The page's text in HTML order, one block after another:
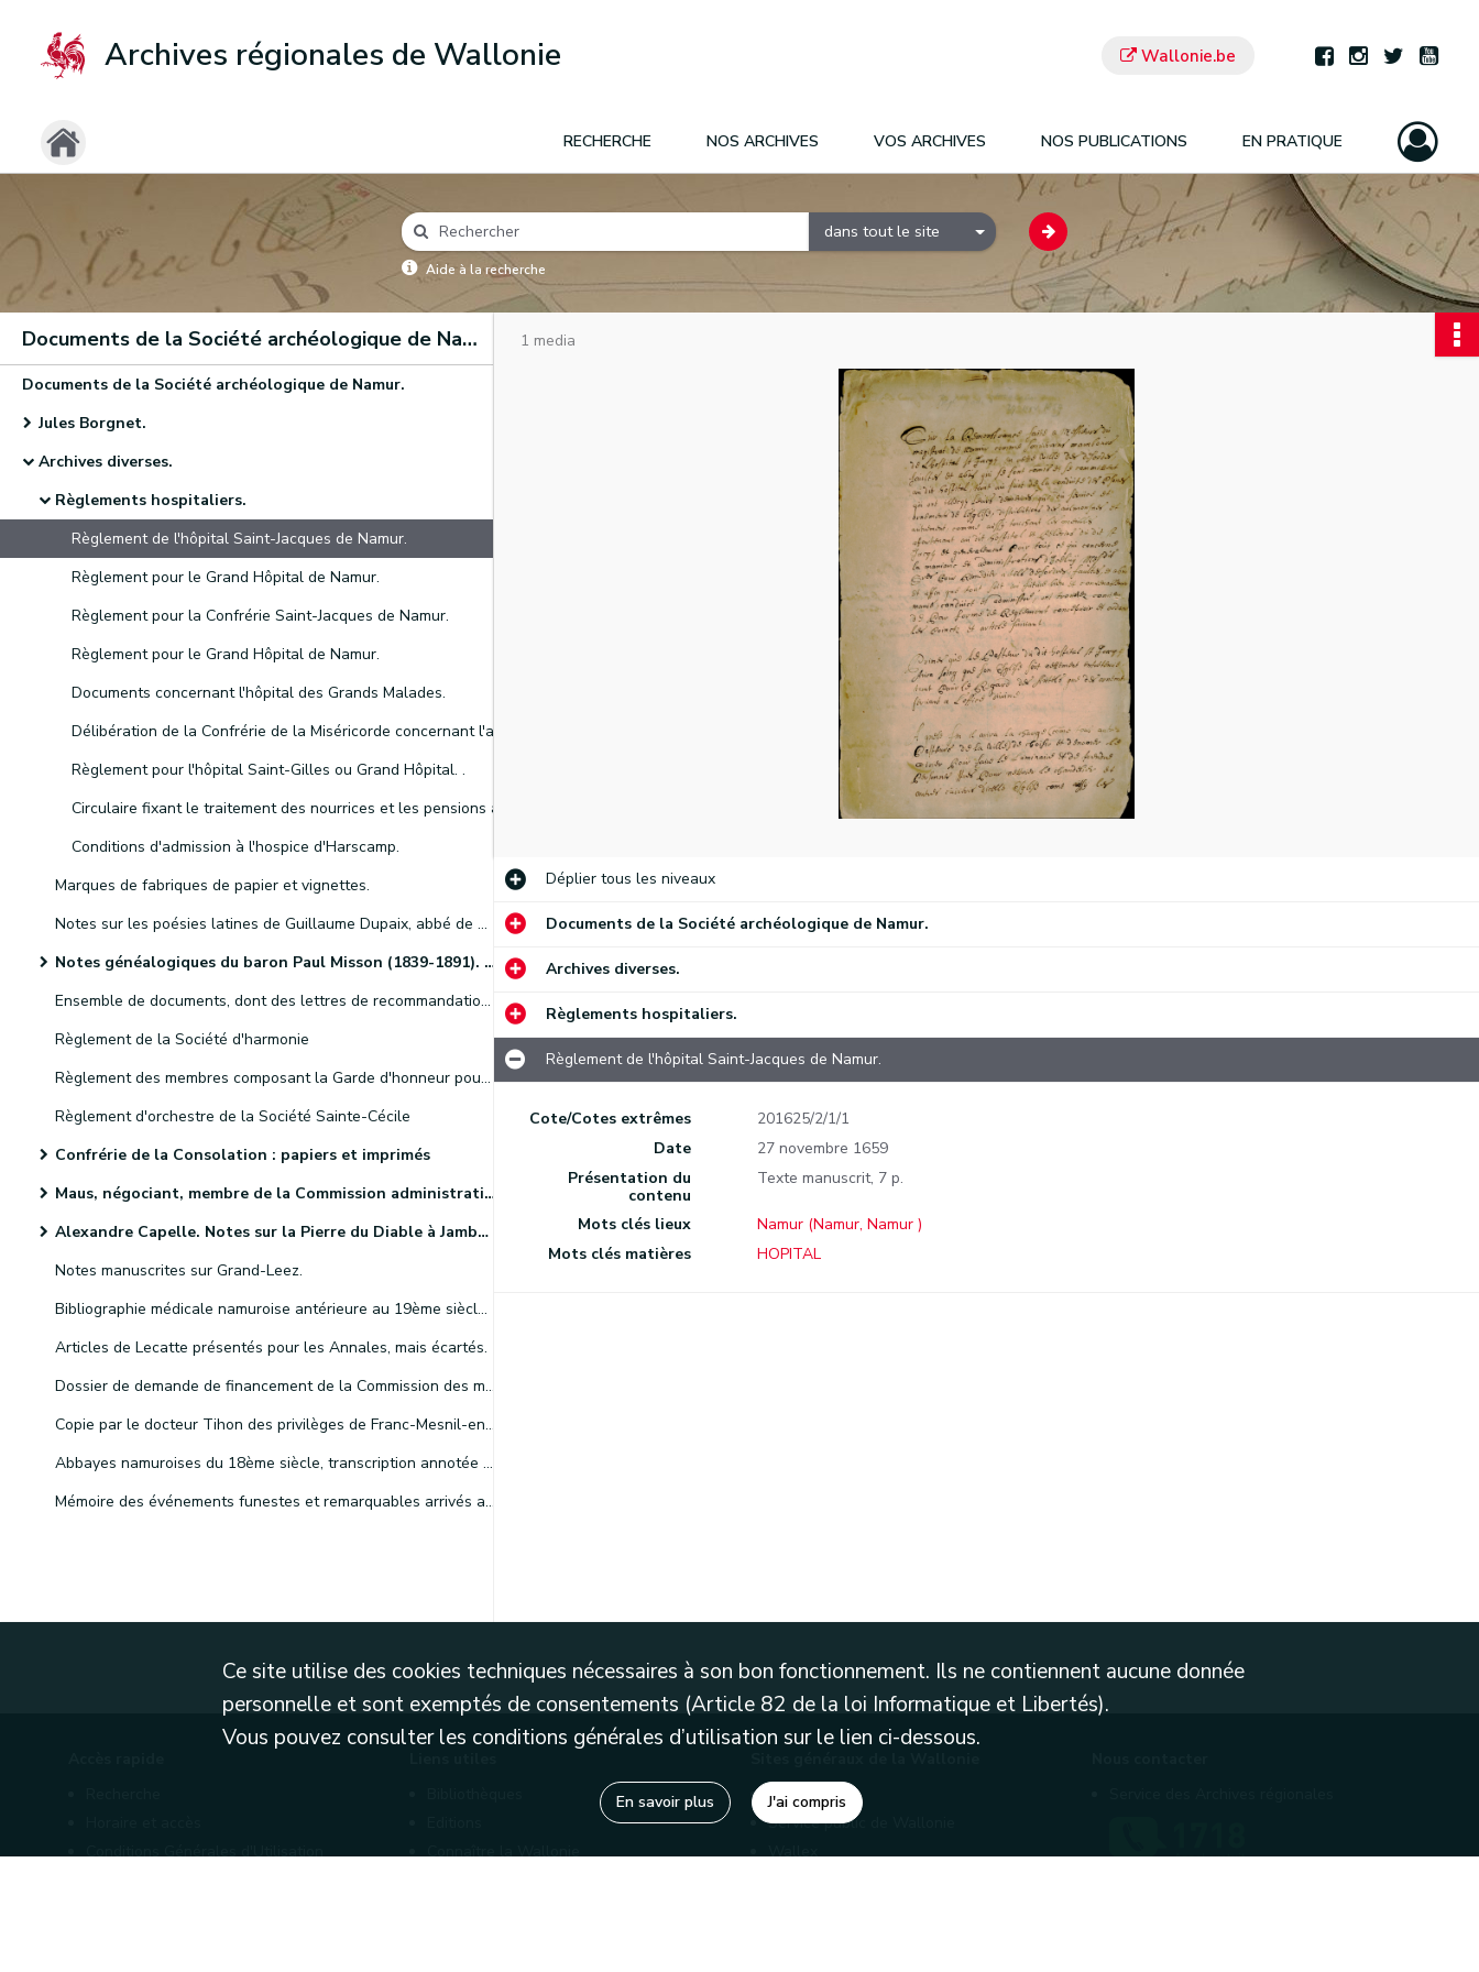
Archives régionales de Wallonie Wallonie.be
RECHERCHE NOS ARCHIVES VOS ARCHIVES NOS PUBLICATIONS EN PRATIQUE
dans tout le site
Aide à la recherche
Documents de la Société archéologique de Namur
Documents de la Société archéologique de Namur.
Jules Borgnet.
Archives diverses.
Règlements hospitaliers.
Règlement de l'hôpital Saint-Jacques de Namur.
Règlement pour le Grand Hôpital de Namur.
Règlement pour la Confrérie Saint-Jacques de Namur.
Règlement pour le Grand Hôpital de Namur.
Documents concernant l'hôpital des Grands Malades.
Règlement pour l'hôpital Saint-Gilles ou Grand Hôpital. .
Conditions d'admission à l'hospice d'Harscamp.
Marques de fabriques de papier et vignettes.
Notes sur les poésies latines de Guillaume Dupaix, abbé de Gembloux.
Notes généalogiques du baron Paul Misson (1839-1891). Ces dossiers concernent principalement les familles Beelen, Buirette, Hooft, Misson, de Moreau, Obin, d'Otreppe, de Presseux et Roberts.
Ensemble de documents, dont des lettres de recommandation, relatifs à Philippe Donain, dit Bosmanne, prêtre du village de Berlaimont, dans le diocèse de Cambrai.
Règlement de la Société d'harmonie
Règlement des membres composant la Garde d'honneur pour recevoir le Roi et la Reine lors de l'inauguration du chemin de fer de Bruxelles
Règlement d'orchestre de la Société Sainte-Cécile
Confrérie de la Consolation : papiers et imprimés
Maus, négociant, membre de la Commission administrative des hospices de Namur
Alexandre Capelle. Notes sur la Pierre du Diable à Jambes et le culte de saint Martin.
Notes manuscrites sur Grand-Leez.
Bibliographie médicale namuroise antérieure au 19ème siècle. Notes classées et relevées par le Docteur Paul Masoin
Articles de Lecatte présentés pour les Annales, mais écartés.
Dossier de demande de financement de la Commission des monuments auprès du ministre de l'Intérieur, pour la restauration du baptistère de Malonne.
Copie par le docteur Tihon des privilèges de Franc-Mesnil-en-Thiérache de 1613.
Abbayes namuroises du 18ème siècle, transcription annotée du voyage du moine cictercien de l'abbaye de Clairvaux, Dom Guyton, imparfaitement publiée dans le Messager des sciences historiques, par H. Schuermans.
Mémoire des événements funestes et remarquables arrivés aux namurois pendant le cours de l'an 1740. Copie de Ch. Angelroth.
1 media
Dépliertous les niveaux
Documents de la Société archéologique de Namur.
Archives diverses.
Règlements hospitaliers.
Règlement de l'hôpital Saint-Jacques de Namur.
Cote/Cotes extrêmes
201625/2/1/1
Date
27 novembre 1659
Présentation du
contenu
Texte manuscrit, 7 p.
Mots clés lieux
Namur (Namur, Namur )
Mots clés matières
HOPITAL
Conditions Générales d'Utilisation
Connaître la Wallonie
Wallonie.be
Service public de Wallonie
Wallex
Ce site utilise des cookies techniques nécessaires à son bon fonctionnement. Ils ne contiennent aucune donnée
personnelle et sont exemptés de consentements (Article 82 de la loi Informatique et Libertés).
Vous pouvez consulter les conditions générales d’utilisation sur le lien ci-dessous.
En savoir plus J'ai compris